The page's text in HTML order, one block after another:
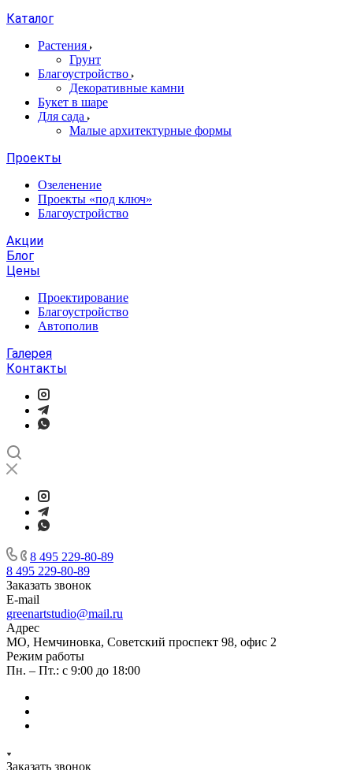
Каталог
Растения
Грунт
Благоустройство
Декоративные камни
Букет в шаре
Для сада
Малые архитектурные формы
Проекты
Озеленение
Проекты «под ключ»
Благоустройство
Акции
Блог
Цены
Проектирование
Благоустройство
Автополив
Галерея
Контакты
8 495 229-80-89
8 495 229-80-89
Заказать звонок
E-mail
greenartstudio@mail.ru
Адрес
МО, Немчиновка, Советский проспект 98, офис 2
Режим работы
Пн. – Пт.: с 9:00 до 18:00
Заказать звонок